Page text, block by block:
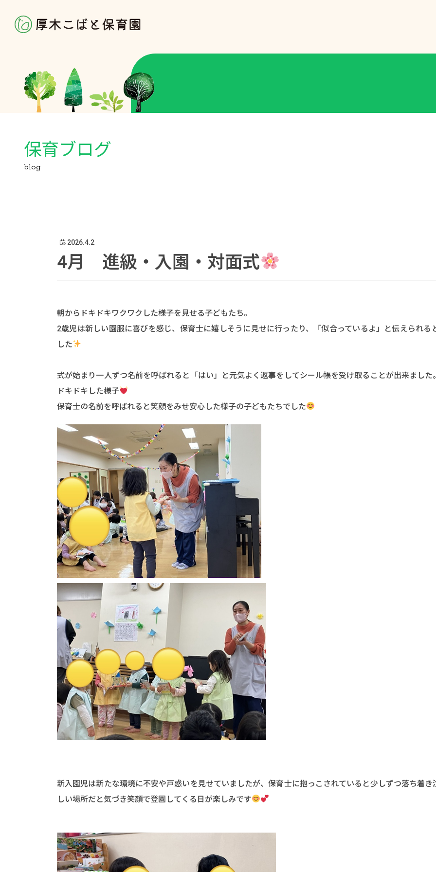
保育ブログ
blog
2026.4.2
4月 進級・入園・対面式
朝からドキドキワクワクした様子を見せる子どもたち。
2歳児は新しい園服に喜びを感じ、保育士に嬉しそうに見せに行ったり、「似合っているよ」と伝えられ
した
式が始まり一人ずつ名前を呼ばれると「はい」と元気よく返事をしてシール帳を受け取ることが出来まし
ドキドキした様子
保育士の名前を呼ばれると笑顔をみせ安心した様子の子どもたちでした
新入園児は新たな環境に不安や戸惑いを見せていましたが、保育士に抱っこされていると少しずつ落ち着
しい場所だと気づき笑顔で登園してくる日が楽しみです